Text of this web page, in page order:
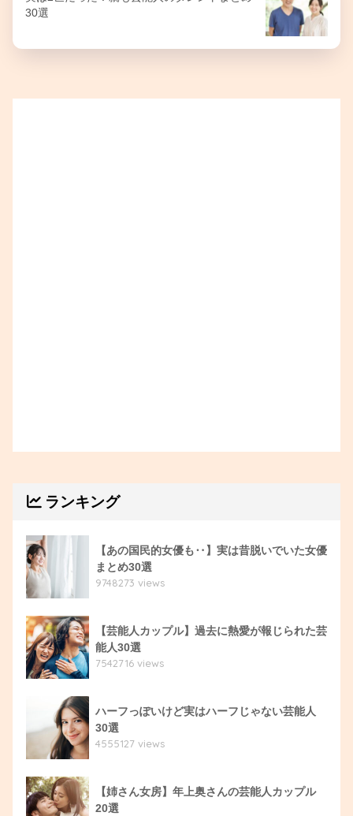
30選
ランキング
【あの国民的女優も‥】実は昔脱いでいた女優
まとめ30選
9748273 views
【芸能人カップル】過去に熱愛が報じられた芸
能人30選
7542716 views
ハーフっぽいけど実はハーフじゃない芸能人
30選
4555127 views
【姉さん女房】年上奥さんの芸能人カップル
20選